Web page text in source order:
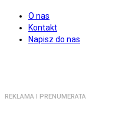
O nas
Kontakt
Napisz do nas
REKLAMA I PRENUMERATA